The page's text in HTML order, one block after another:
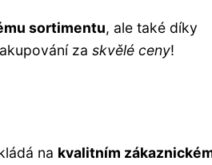
sortimentu, ale také díky
za skvělé ceny!
na kvalitním